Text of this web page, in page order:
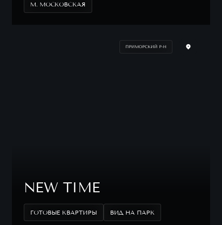
М. МОСКОВСКАЯ
ПРИМОРСКИЙ Р-Н
NEW TIME
ГОТОВЫЕ КВАРТИРЫ ВИД НА ПАРК